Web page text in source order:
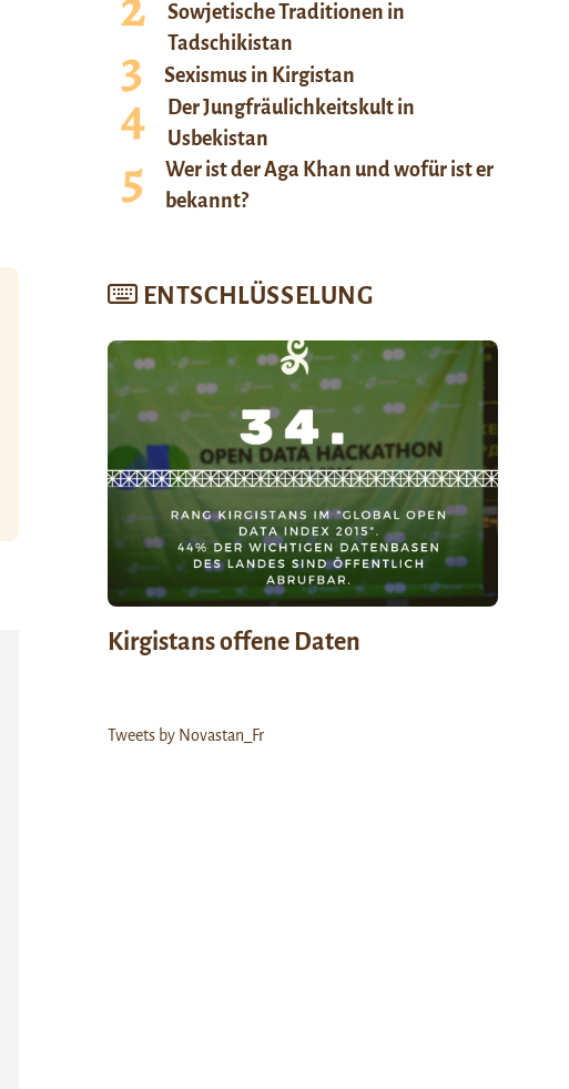
Sowjetische Traditionen in
Tadschikistan
Sexismus in Kirgistan
Der Jungfräulichkeitskult in
Usbekistan
Wer ist der Aga Khan und wofür ist er
bekannt?
ENTSCHLÜSSELUNG
Kirgistans offene Daten
Tweets by Novastan_Fr